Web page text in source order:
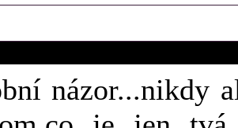
názor...nikdy